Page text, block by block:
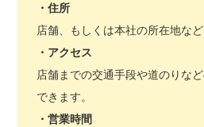
・住所
店舗、もしくは本社の所在地など
・ アクセス
店舗までの交通手段や道のりな
できます。
・営業時間